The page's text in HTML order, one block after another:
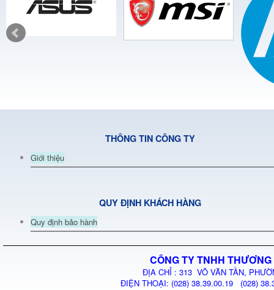
THÔNG TIN CÔNG TY
Giới thiệu
QUY ĐỊNH KHÁCH HÀNG
Quy định bảo hành
CÔNG TY TNHH
ĐỊA CHỈ : 313 VÕ VĂN TẦN,
ĐIỆN THOẠI: (028) 38.39.00.19 (028)